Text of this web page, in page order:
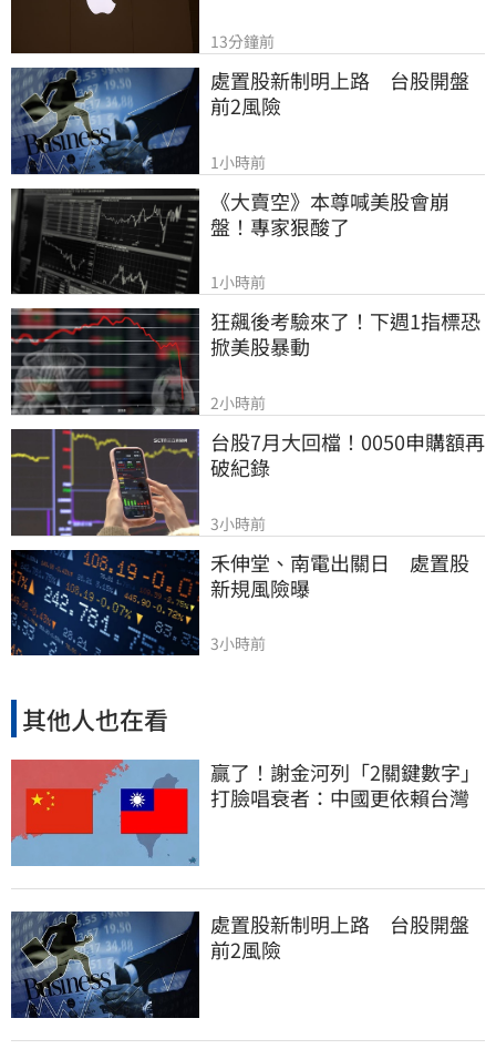
13分鐘前
處置股新制明上路　台股開盤
前2風險
1小時前
《大賣空》本尊喊美股會崩
盤！專家狠酸了
1小時前
狂飆後考驗來了！下週1指標恐
掀美股暴動
2小時前
台股7月大回檔！0050申購額再
破紀錄
3小時前
禾伸堂、南電出關日　處置股
新規風險曝
3小時前
其他人也在看
贏了！謝金河列「2關鍵數字」
打臉唱衰者：中國更依賴台灣
處置股新制明上路 台股開盤
前2風險